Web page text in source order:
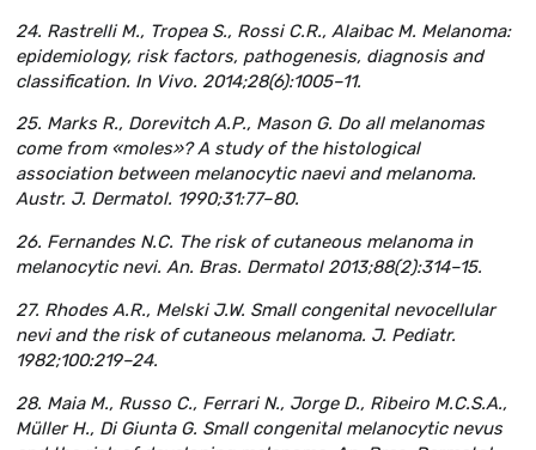
24. Rastrelli M., Tropea S., Rossi C.R., Alaibac M. Melanoma:
epidemiology, risk factors, pathogenesis, diagnosis and
classification. In Vivo. 2014;28(6):1005–11.
25. Marks R., Dorevitch A.P., Mason G. Do all melanomas
come from «moles»? A study of the histological
association between melanocytic naevi and melanoma.
Austr. J. Dermatol. 1990;31:77–80.
26. Fernandes N.C. The risk of cutaneous melanoma in
melanocytic nevi. An. Bras. Dermatol 2013;88(2):314–15.
27. Rhodes A.R., Melski J.W. Small congenital nevocellular
nevi and the risk of cutaneous melanoma. J. Pediatr.
1982;100:219–24.
28. Maia M., Russo C., Ferrari N., Jorge D., Ribeiro M.C.S.A.,
Müller H., Di Giunta G. Small congenital melanocytic nevus